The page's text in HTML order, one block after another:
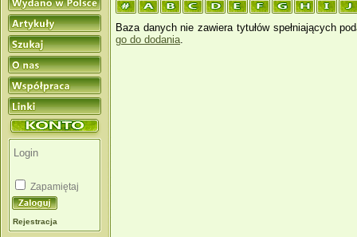
Zapamiętaj
Rejestracja
Baza danych nie zawiera tytułów spełniających
go do dodania.